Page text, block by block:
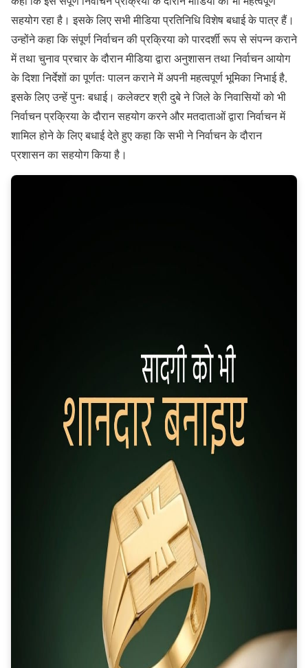
सहयोग रहा है। इसके लिए सभी मीडिया प्रतिनिधि विशेष बधाई के पात्र हैं।
उन्होंने कहा कि संपूर्ण निर्वाचन की प्रक्रिया को पारदर्शी रूप से संपन्न कराने
में तथा चुनाव प्रचार के दौरान मीडिया द्वारा अनुशासन तथा निर्वाचन आयोग
के दिशा निर्देशों का पूर्णतः पालन कराने में अपनी महत्वपूर्ण भूमिका निभाई है,
इसके लिए उन्हें पुनः बधाई। कलेक्टर श्री दुबे ने जिले के निवासियों को भी
निर्वाचन प्रक्रिया के दौरान सहयोग करने और मतदाताओं द्वारा निर्वाचन में
शामिल होने के लिए बधाई देते हुए कहा कि सभी ने निर्वाचन के दौरान
प्रशासन का सहयोग किया है।